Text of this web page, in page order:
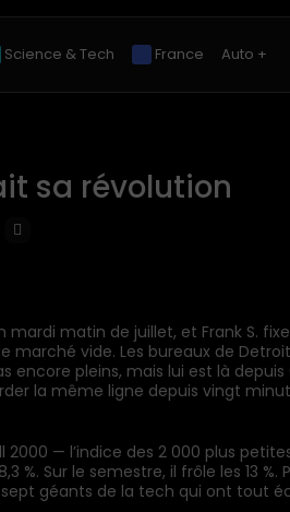
Science & Tech France Auto +
sa révolution
mardi matin de juillet, et Frank S.
marché vide. Les bureaux de
encore pleins, mais lui est là depuis
la même ligne depuis vingt
2000 — l’indice des 2 000 plus
%. Sur le semestre, il frôle les 13
sept géants de la tech qui ont tout